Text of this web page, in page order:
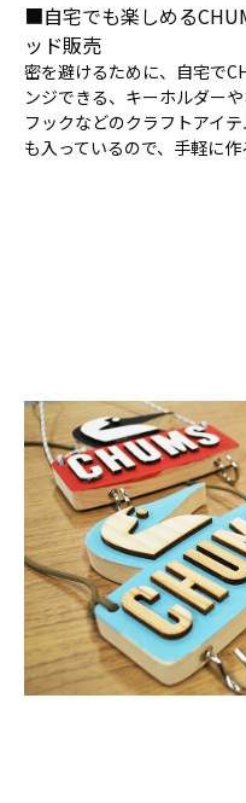
■自宅でも楽しめる
ッド販売
密を避けるために、自宅で
ンジできる、キーホルダー
フックなどのクラフトアイ
も入っているので、手軽に